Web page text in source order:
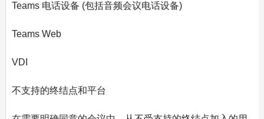
Teams 电话设备 (包括音频会议电话设备)
Teams Web
VDI
不支持的终结点和平台